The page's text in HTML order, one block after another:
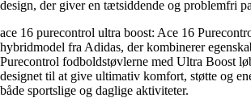
design, der giver en tætsiddende og problemfri
ace 16 purecontrol ultra boost: Ace 16
hybridmodel fra Adidas, der kombinerer
Purecontrol fodboldstøvlerne med Ultra Boost
designet til at give ultimativ komfort, støtte og
både sportslige og daglige aktiviteter.